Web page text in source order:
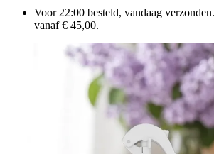
Voor 22:00 besteld, vandaag
vanaf € 45,00.